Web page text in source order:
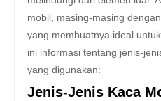
mobil, masing-masing
yang membuatnya ideal
ini informasi tentang jenis-
yang digunakan:
Jenis-Jenis Kaca